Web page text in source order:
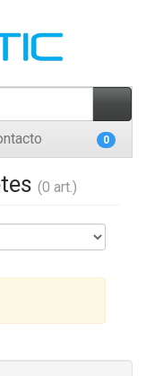
0
(0 art.)